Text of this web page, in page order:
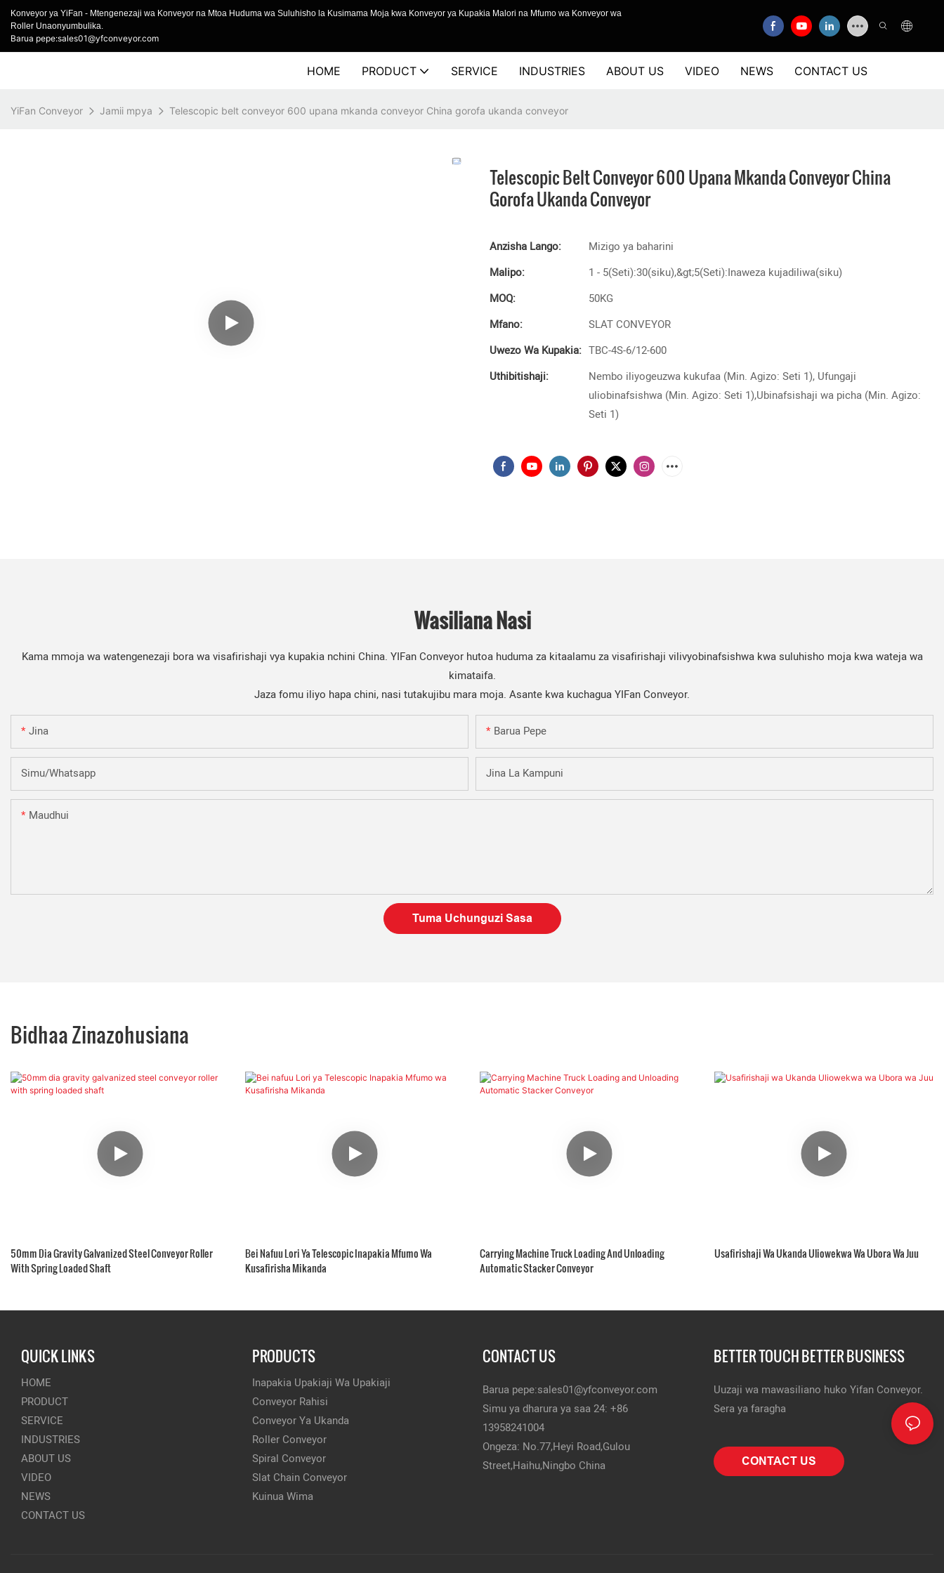
Konveyor ya YiFan - Mtengenezaji wa Konveyor na Mtoa Huduma wa Suluhisho la Kusimama Moja kwa Konveyor ya Kupakia Malori na Mfumo wa Konveyor wa
Roller Unaonyumbulika.
Barua pepe:sales01@yfconveyor.com
HOME PRODUCT SERVICE INDUSTRIES ABOUT US VIDEO NEWS CONTACT US
YiFan Conveyor Jamii mpya Telescopic belt conveyor 600 upana mkanda conveyor China gorofa ukanda conveyor
Telescopic Belt Conveyor 600 Upana Mkanda Conveyor China
Gorofa Ukanda Conveyor
Anzisha Lango:
Mizigo ya baharini
Malipo:
1 - 5(Seti):30(siku),&gt;5(Seti):Inaweza kujadiliwa(siku)
MOQ:
50KG
Mfano:
SLAT CONVEYOR
Uwezo Wa Kupakia: TBC-4S-6/12-600
Uthibitishaji:
Nembo iliyogeuzwa kukufaa (Min. Agizo: Seti 1), Ufungaji
uliobinafsishwa (Min. Agizo: Seti 1),Ubinafsishaji wa picha (Min. Agizo:
Seti 1)
Wasiliana Nasi
Kama mmoja wa watengenezaji bora wa visafirishaji vya kupakia nchini China. YIFan Conveyor hutoa huduma za kitaalamu za visafirishaji vilivyobinafsishwa kwa suluhisho moja kwa wateja wa
kimataifa.
Jaza fomu iliyo hapa chini, nasi tutakujibu mara moja. Asante kwa kuchagua YIFan Conveyor.
Jina Barua Pepe
Simu/whatsapp Jina La Kampuni
Maudhui
Tuma Uchunguzi Sasa
Bidhaa Zinazohusiana
50mm Dia Gravity Galvanized Steel Conveyor Roller
With Spring Loaded Shaft
Bei Nafuu Lori Ya Telescopic Inapakia Mfumo Wa
Kusafirisha Mikanda
Carrying Machine Truck Loading And Unloading
Automatic Stacker Conveyor
Usafirishaji Wa Ukanda Uliowekwa Wa Ubora Wa Juu
QUICK LINKS
HOME
PRODUCT
SERVICE
INDUSTRIES
ABOUT US
VIDEO
NEWS
CONTACT US
PRODUCTS
Inapakia Upakiaji Wa Upakiaji
Conveyor Rahisi
Conveyor Ya Ukanda
Roller Conveyor
Spiral Conveyor
Slat Chain Conveyor
Kuinua Wima
CONTACT US
Barua pepe:sales01@yfconveyor.com
Simu ya dharura ya saa 24: +86
13958241004
Ongeza: No.77,Heyi Road,Gulou
Street,Haihu,Ningbo China
BETTER TOUCH BETTER BUSINESS
Uuzaji wa mawasiliano huko Yifan Conveyor.
Sera ya faragha
CONTACT US